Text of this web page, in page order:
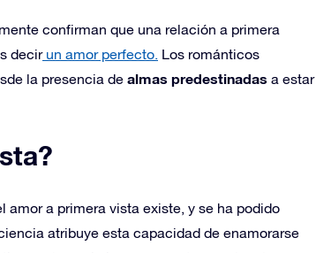
confirman que una relación a primera
decirun amor perfecto. Los románticos
la presencia de almas predestinadas a estar
amor a primera vista existe, y se ha podido
atribuye esta capacidad de enamorarse